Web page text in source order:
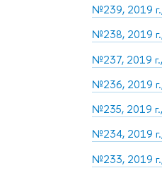
№239, 2019
№238, 2019
№237, 2019
№236, 2019
№235, 2019
№234, 2019
№233, 2019